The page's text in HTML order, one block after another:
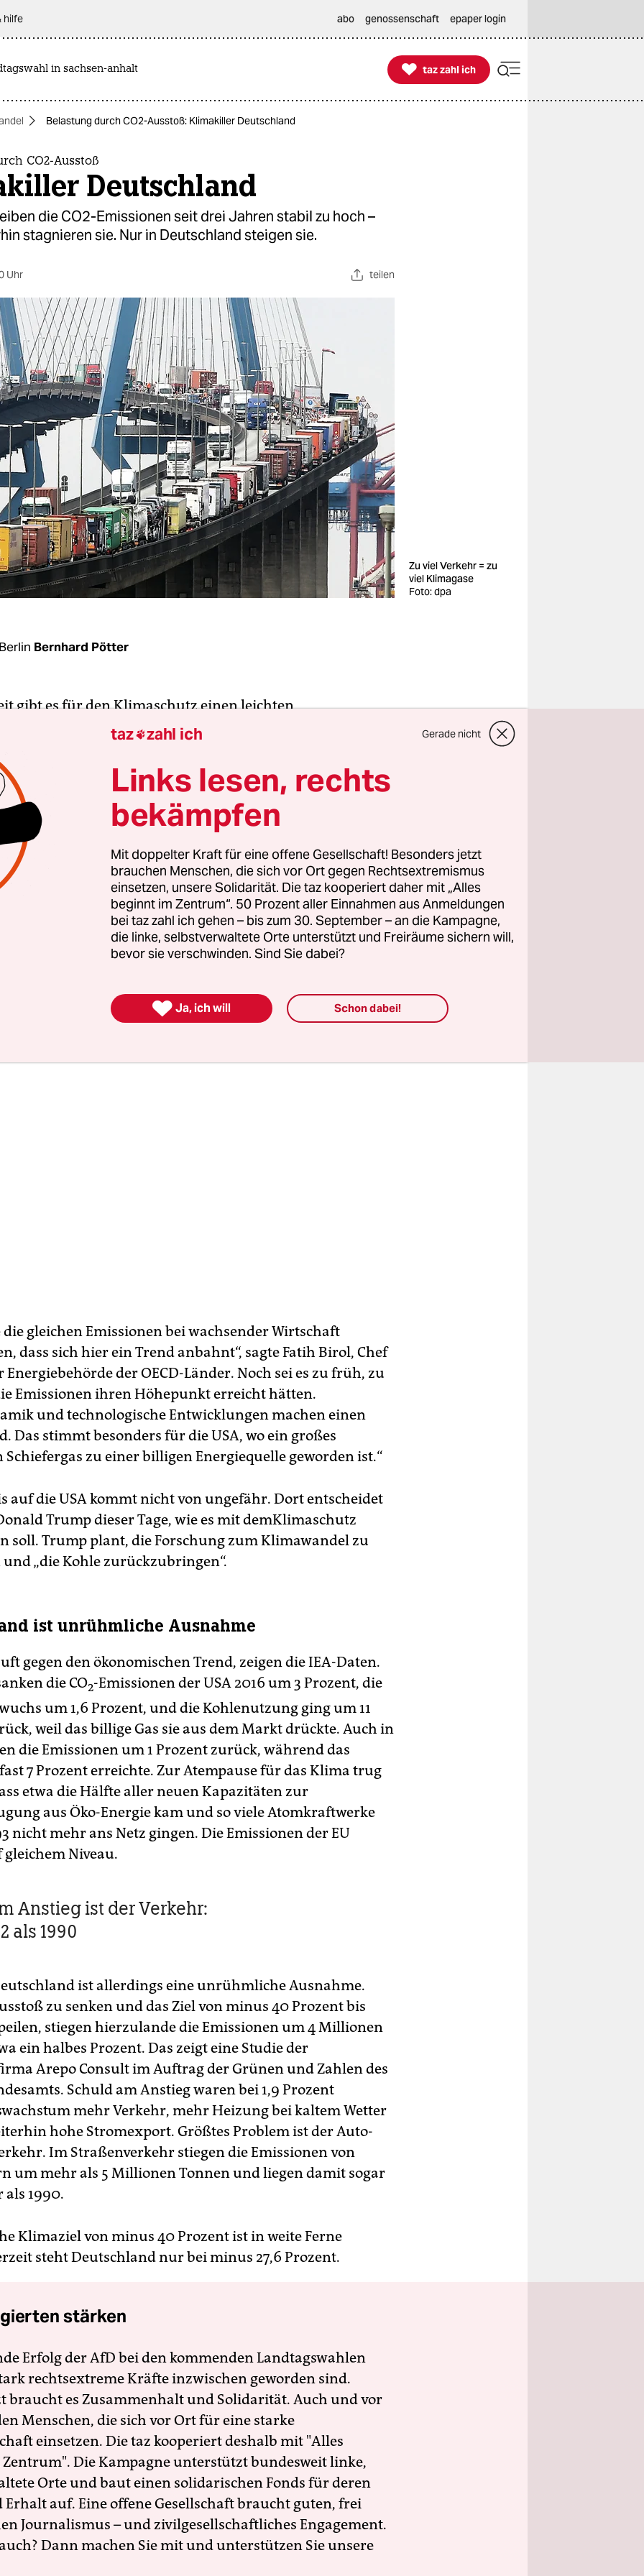
hilfe abo genossenschaft epaper login
in sachsen-anhalt 
taz zahl ich
taz zahl ich
Belastung durch CO2-Ausstoß: Klimakiller Deutschland
CO2-Ausstoß
Deutschland
die CO2-Emissionen seit drei Jahren stabil zu hoch –
stagnieren sie. Nur in Deutschland steigen sie.
Uhr teilen
Zu viel Verkehr = zu
viel Klimagase
Foto: dpa
Bernhard Pötter
gibt es für den Klimaschutz einen leichten
– und gerade jetzt schwächelt der Vorreiter
Während die globalen CO
2016 zum dritten Mal in Folge stabil geblieben sind,
des Klimagases in Deutschland wieder gestiegen. Das
der Internationalen Energieagentur IEA
sich die Klimabelastung aus der Verbrennung von Kohle,
im letzten Jahr auf hohem Niveau stabilisiert: 32,1
bliesen die Kraftwerke und Raffinerien auf der
in die Luft. Nach 2014 und 2015 ist der CO 2 -Ausstoß wieder
von Klima­belastung und Wirtschaftswachstum
Hoffnungen, um gleichzeitig das Klima zu schützen und
die gleichen Emissionen bei wachsender Wirtschaft
dass sich hier ein Trend anbahnt“, sagte Fatih Birol, Chef
Energiebehörde der OECD-Länder. Noch sei es zu früh, zu
Emissionen ihren Höhepunkt erreicht hätten.
und technologische Entwicklungen machen einen
Das stimmt besonders für die USA, wo ein großes
Schiefergas zu einer billigen Energiequelle geworden ist.“
auf die USA kommt nicht von ungefähr. Dort entscheidet
Trump dieser Tage, wie es mit demKlimaschutz
soll. Trump plant, die Forschung zum Klimawandel zu
und „die Kohle zurückzubringen“.
ist unrühmliche Ausnahme
gegen den ökonomischen Trend, zeigen die IEA-Daten.
die CO2-Emissionen der USA 2016 um 3 Prozent, die
um 1,6 Prozent, und die Kohlenutzung ging um 11
weil das billige Gas sie aus dem Markt drückte. Auch in
die Emissionen um 1 Prozent zurück, während das
7 Prozent erreichte. Zur Atempause für das Klima trug
etwa die Hälfte aller neuen Kapazitäten zur
aus Öko-Energie kam und so viele Atomkraftwerke
nicht mehr ans Netz gingen. Die Emissionen der EU
Niveau.
Anstieg ist der Verkehr:
als 1990
ist allerdings eine unrühmliche Ausnahme.
zu senken und das Ziel von minus 40 Prozent bis
stiegen hierzulande die Emissionen um 4 Millionen
ein halbes Prozent. Das zeigt eine Studie der
Arepo Consult im Auftrag der Grünen und Zahlen des
Schuld am Anstieg waren bei 1,9 Prozent
mehr Verkehr, mehr Heizung bei kaltem Wetter
hohe Stromexport. Größtes Problem ist der Auto-
Im Straßenverkehr stiegen die Emissionen von
um mehr als 5 Millionen Tonnen und liegen damit sogar
als 1990.
Klimaziel von minus 40 Prozent ist in weite Ferne
steht Deutschland nur bei minus 27,6 Prozent.
stärken
Erfolg der AfD bei den kommenden Landtagswahlen
rechtsextreme Kräfte inzwischen geworden sind.
braucht es Zusammenhalt und Solidarität. Auch und vor
Menschen, die sich vor Ort für eine starke
einsetzen. Die taz kooperiert deshalb mit "Alles
Die Kampagne unterstützt bundesweit linke,
Orte und baut einen solidarischen Fonds für deren
Erhalt auf. Eine offene Gesellschaft braucht guten, frei
Journalismus – und zivilgesellschaftliches Engagement.
Dann machen Sie mit und unterstützen Sie unsere
taz zahl ich Gerade nicht
Links lesen, rechts
bekämpfen
Mit doppelter Kraft für eine offene Gesellschaft! Besonders jetzt
brauchen Menschen, die sich vor Ort gegen Rechtsextremismus
einsetzen, unsere Solidarität. Die taz kooperiert daher mit „Alles
beginnt im Zentrum“. 50 Prozent aller Einnahmen aus Anmeldungen
bei taz zahl ich gehen – bis zum 30. September – an die Kampagne,
die linke, selbstverwaltete Orte unterstützt und Freiräume sichern will,
bevor sie verschwinden. Sind Sie dabei?
 Ja, ich will Schon dabei!